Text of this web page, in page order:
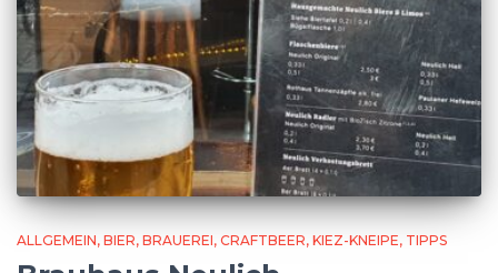
ALLGEMEIN BIER BRAUEREI CRAFTBEER KIEZ-KNEIPE TIPPS